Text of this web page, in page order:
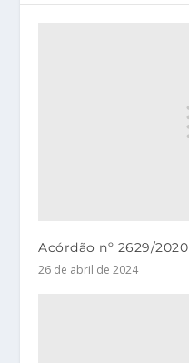
Acórdão nº 2629/2020
26 de abril de 2024